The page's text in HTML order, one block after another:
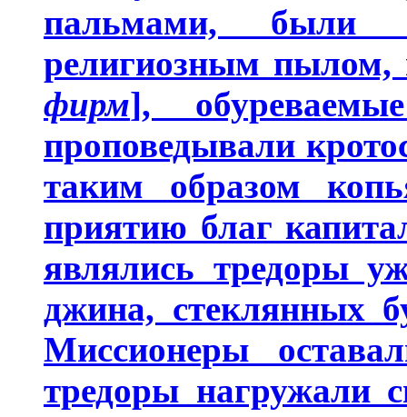
пальмами, были
религиозным пылом,
фирм],
проповедывали
таким образом
приятию благ
являлись тредоры
джина, стеклянных
Миссионеры
тредоры нагружали